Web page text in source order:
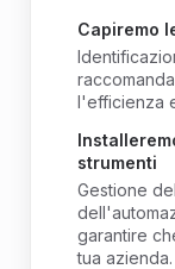
Capiremo
l'efficienza
strumenti
Gestione
garantire
tua azienda.